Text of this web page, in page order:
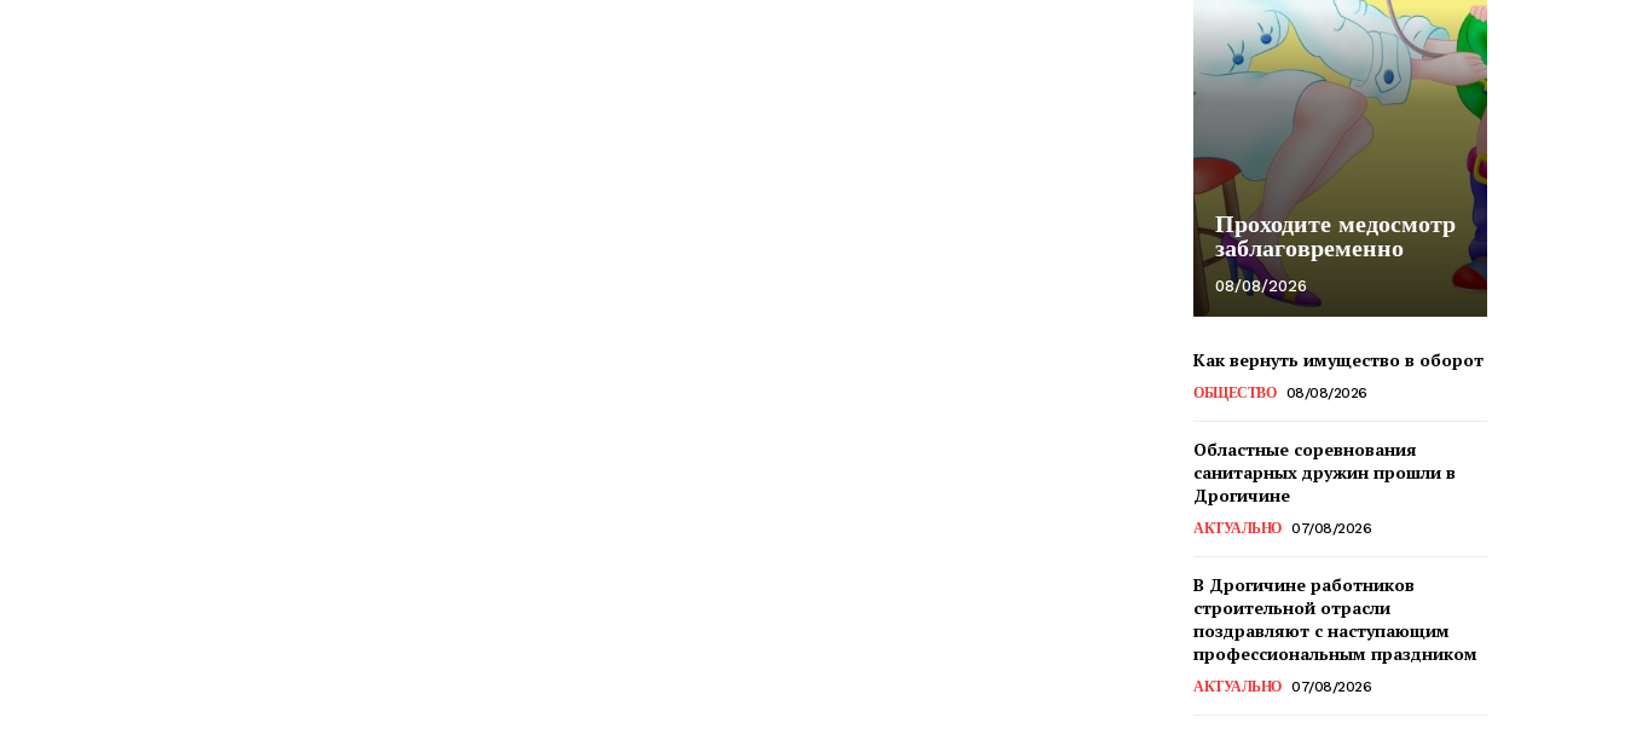
Проходите медосмотр
заблаговременно
08/08/2026
Как вернуть имущество в оборот
ОБЩЕСТВО 08/08/2026
Областные соревнования
санитарных дружин прошли в
Дрогичине
АКТУАЛЬНО 07/08/2026
В Дрогичине работников
строительной отрасли
поздравляют с наступающим
профессиональным праздником
АКТУАЛЬНО 07/08/2026